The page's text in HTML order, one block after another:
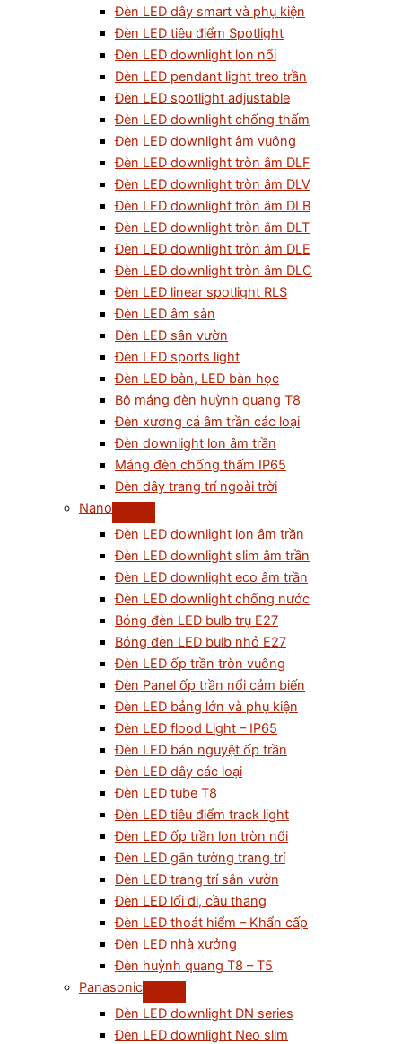
Đèn LED dây smart và phụ kiện
Đèn LED tiêu điểm Spotlight
Đèn LED downlight lon nổi
Đèn LED pendant light treo trần
Đèn LED spotlight adjustable
Đèn LED downlight chống thấm
Đèn LED downlight âm vuông
Đèn LED downlight tròn âm DLF
Đèn LED downlight tròn âm DLV
Đèn LED downlight tròn âm DLB
Đèn LED downlight tròn âm DLT
Đèn LED downlight tròn âm DLE
Đèn LED downlight tròn âm DLC
Đèn LED linear spotlight RLS
Đèn LED âm sàn
Đèn LED sân vườn
Đèn LED sports light
Đèn LED bàn, LED bàn học
Bộ máng đèn huỳnh quang T8
Đèn xương cá âm trần các loại
Đèn downlight lon âm trần
Máng đèn chống thấm IP65
Đèn dây trang trí ngoài trời
Nano
Đèn LED downlight lon âm trần
Đèn LED downlight slim âm trần
Đèn LED downlight eco âm trần
Đèn LED downlight chống nước
Bóng đèn LED bulb trụ E27
Bóng đèn LED bulb nhỏ E27
Đèn LED ốp trần tròn vuông
Đèn Panel ốp trần nổi cảm biến
Đèn LED bảng lớn và phụ kiện
Đèn LED flood Light – IP65
Đèn LED bán nguyệt ốp trần
Đèn LED dây các loại
Đèn LED tube T8
Đèn LED tiêu điểm track light
Đèn LED ốp trần lon tròn nổi
Đèn LED gắn tường trang trí
Đèn LED trang trí sân vườn
Đèn LED lối đi, cầu thang
Đèn LED thoát hiểm – Khẩn cấp
Đèn LED nhà xưởng
Đèn huỳnh quang T8 – T5
Panasonic
Đèn LED downlight DN series
Đèn LED downlight Neo slim